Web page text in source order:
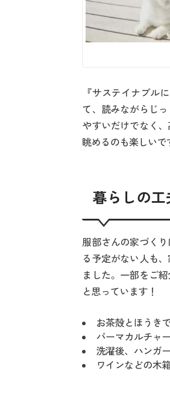
『サステイナブル
て、読みながらじ
やすいだけでなく
眺めるのも楽しいで
暮らしの工
服部さんの家づく
る予定がない人も
ました。一部をご
と思っています！
お茶殻とほうき
パーマカルチャ
洗濯後、ハンガ
ワインなどの木